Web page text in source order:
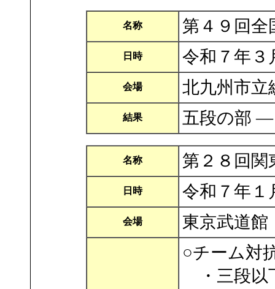
名称 第４９回全
日時 令和７年３
会場 北九州市立
結果 五段の部 ―
名称 第２８回関
日時 令和７年１
会場 東京武道館
○チーム対
・三段以